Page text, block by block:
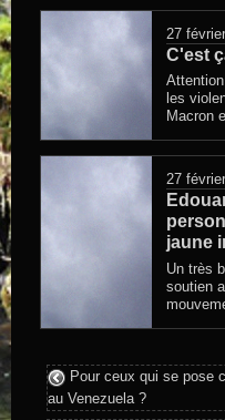
27
C'est
les
Macron
27
jaune
Un très
soutien
Pour ceux qui se pose
au Venezuela ?